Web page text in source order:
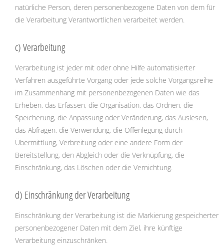
natürliche Person, deren personenbezogene Daten von dem für
die Verarbeitung Verantwortlichen verarbeitet werden.
c) Verarbeitung
Verarbeitung ist jeder mit oder ohne Hilfe automatisierter
Verfahren ausgeführte Vorgang oder jede solche Vorgangsreihe
im Zusammenhang mit personenbezogenen Daten wie das
Erheben, das Erfassen, die Organisation, das Ordnen, die
Speicherung, die Anpassung oder Veränderung, das Auslesen,
das Abfragen, die Verwendung, die Offenlegung durch
Übermittlung, Verbreitung oder eine andere Form der
Bereitstellung, den Abgleich oder die Verknüpfung, die
Einschränkung, das Löschen oder die Vernichtung.
d) Einschränkung der Verarbeitung
Einschränkung der Verarbeitung ist die Markierung gespeicherter
personenbezogener Daten mit dem Ziel, ihre künftige
Verarbeitung einzuschränken.